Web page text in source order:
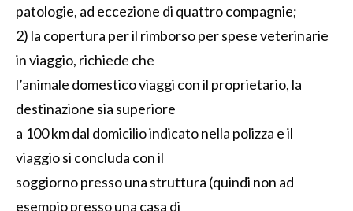
patologie, ad eccezione di quattro compagnie;
2) la copertura per il rimborso per spese veterinarie
in viaggio, richiede che
l’animale domestico viaggi con il proprietario, la
destinazione sia superiore
a 100 km dal domicilio indicato nella polizza e il
viaggio si concluda con il
soggiorno presso una struttura (quindi non ad
esempio presso una casa di